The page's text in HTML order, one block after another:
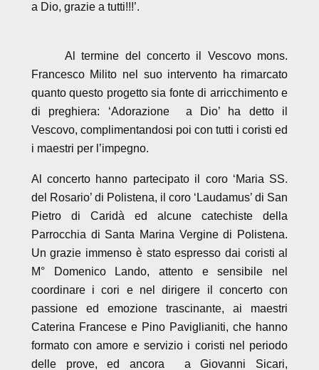
a Dio, grazie a tutti!!!’.
Al termine del concerto il Vescovo mons.
Francesco Milito nel suo intervento ha rimarcato
quanto questo progetto sia fonte di arricchimento e
di preghiera: ‘Adorazione a Dio’ ha detto il
Vescovo, complimentandosi poi con tutti i coristi ed
i maestri per l’impegno.
Al concerto hanno partecipato il coro ‘Maria SS.
del Rosario’ di Polistena, il coro ‘Laudamus’ di San
Pietro di Caridà ed alcune catechiste della
Parrocchia di Santa Marina Vergine di Polistena.
Un grazie immenso è stato espresso dai coristi al
M° Domenico Lando, attento e sensibile nel
coordinare i cori e nel dirigere il concerto con
passione ed emozione trascinante, ai maestri
Caterina Francese e Pino Paviglianiti, che hanno
formato con amore e servizio i coristi nel periodo
delle prove, ed ancora a Giovanni Sicari,